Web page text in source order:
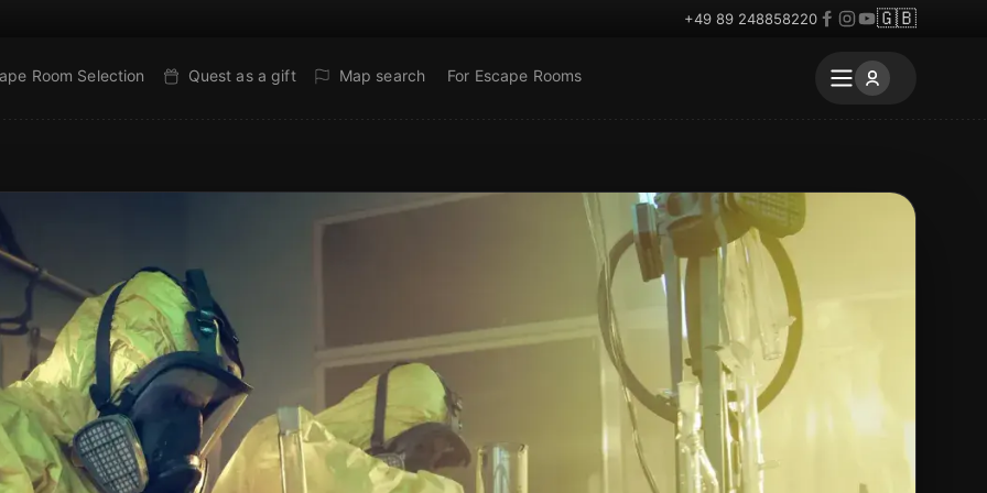
+49 89 248858220 🇬🇧
Room Selection Quest as a gift Map search For Escape Rooms